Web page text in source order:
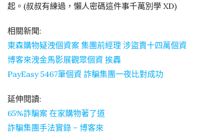
起。(叔叔有練過，懶人密碼這件事千萬別學 XD)
相關新聞:
東森購物疑洩個資案 集團前經理 涉盜賣十四萬個資
博客來洩金馬影展觀眾個資 挨轟
PayEasy 5467筆個資 詐騙集團一夜比對成功
延伸閱讀:
65%詐騙案 在家購物著了道
詐騙集團手法實錄 – 博客來